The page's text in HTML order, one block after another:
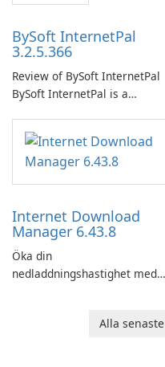
BySoft InternetPal
3.2.5.366
Review of BySoft InternetPal
BySoft InternetPal is a
application designed to
monitor your internet
connection and provide real-
time insights into its
Internet Download
Manager 6.43.8
Öka din
nedladdningshastighet med
Alla